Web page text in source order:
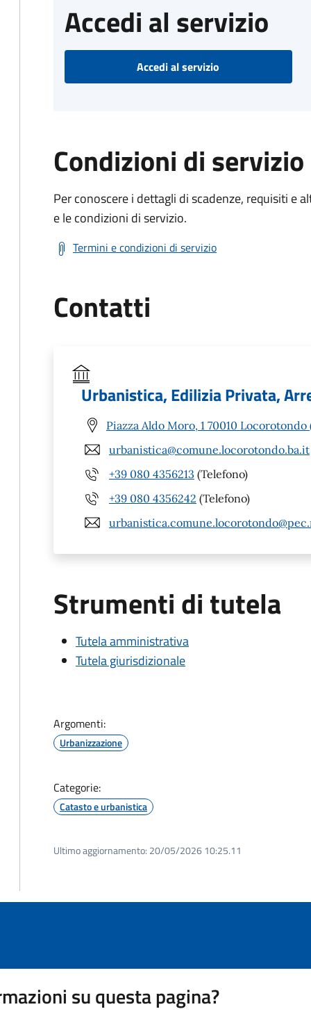
Accedi al servizio
Accedi al servizio
Condizioni di servizio
Per conoscere i dettagli di scadenze, requisiti e
e le condizioni di servizio.
Termini e condizioni di servizio
Contatti
Urbanistica, Edilizia Privata,
Piazza Aldo Moro, 1 70010 Locorotondo
urbanistica@comune.locorotondo.ba.it
+39 080 4356213 (Telefono)
+39 080 4356242 (Telefono)
Strumenti di tutela
Tutela amministrativa
Tutela giurisdizionale
Argomenti:
Urbanizzazione
Categorie:
Catasto e urbanistica
Ultimo aggiornamento: 20/05/2026 10:25.11
su questa pagina?